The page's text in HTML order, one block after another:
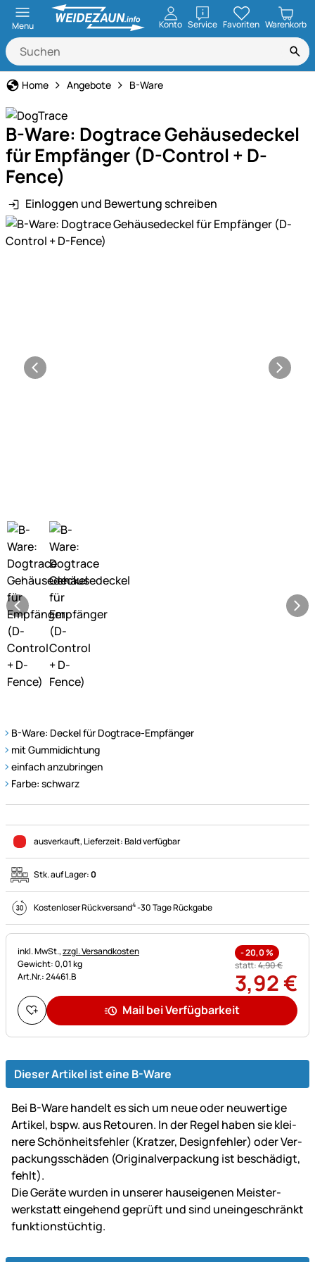
Menu Konto ServiceöffnenFavoriten Warenkorb
Home Angebote B-Ware
B-Ware: Dogtrace Gehäusedeckel
für Empfänger (D-Control + D-
Fence)
Einloggen und Bewertung schreiben
Produktgalerie
B-Ware: Deckel für Dogtrace-Empfänger
mit Gummidichtung
einfach anzubringen
Farbe: schwarz
ausverkauft, Lieferzeit:Bald verfügbar
Stk. auf Lager:0
Kostenloser Rückversand4-30 Tage Rückgabe
Steuerhinweis:
inkl. MwSt.,zzgl. Versandkosten
Gewicht: 0,01 kg
Art.Nr.: 24461.B
-20,0%
statt:4,90€
3,92€
Mail bei Verfügbarkeit
Dieser Artikel ist eine B-Ware
Bei B-Ware handelt es sich um neue oder neu­wer­tige
Artikel, bspw. aus Retouren. In der Regel haben sie klei­
ne­re Schön­heits­fehler (Kratzer, Design­fehler) oder Ver­
packungs­schäden (Original­ver­packung ist be­schä­digt,
fehlt).
Die Geräte wurden in unserer haus­ei­ge­nen Mei­ster­
werk­statt ein­gehend ge­prüft und sind un­ein­ge­schränkt
funk­tions­tüch­tig.